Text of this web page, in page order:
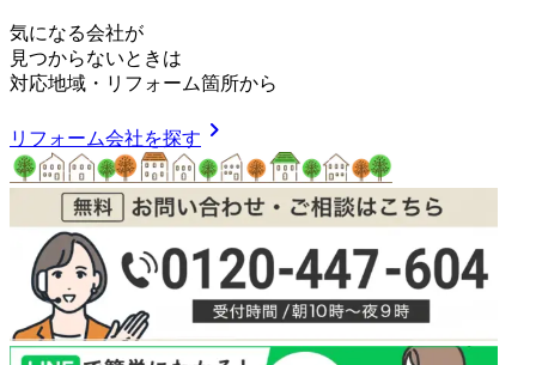
気になる会社が
見つからないときは
対応地域 ・ リフォーム箇所から
リフォーム会社を探す chevron_right